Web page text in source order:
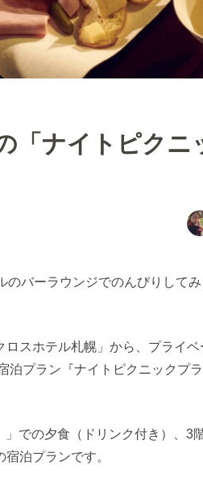
「ナイトピクニ
バーラウンジでのんびりして
ロスホテル札幌」から、プライベ
泊プラン『ナイトピクニックプ
での夕食（ドリンク付き）、3
泊プランです。